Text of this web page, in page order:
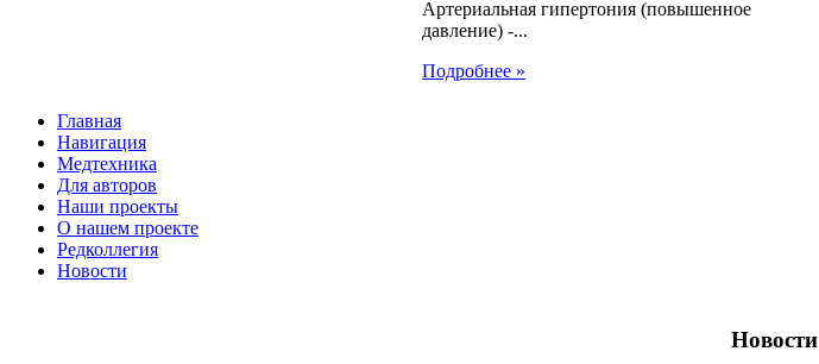
Артериальная гипертония (повышенное
давление) -...
Подробнее »
Главная
Навигация
Медтехника
Для авторов
Наши проекты
О нашем проекте
Редколлегия
Новости
Новости